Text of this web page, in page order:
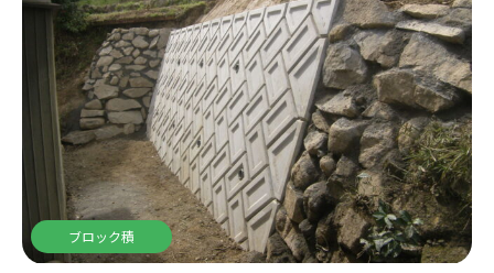
ブロック積